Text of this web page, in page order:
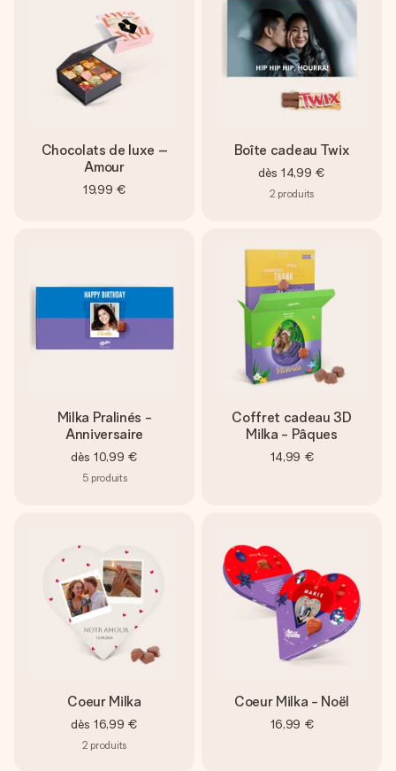
Chocolats de luxe –
Amour
19,99 €
Boîte cadeau Twix
dès 14,99 €
2 produits
Milka Pralinés -
Anniversaire
dès 10,99 €
5 produits
Coffret cadeau 3D
Milka - Pâques
14,99 €
Coeur Milka
dès 16,99 €
2 produits
Coeur Milka - Noël
16,99 €